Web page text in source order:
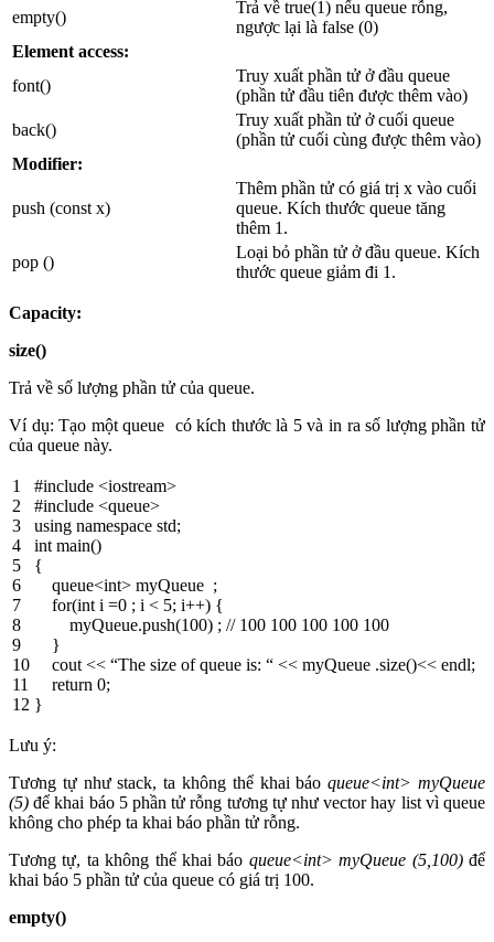
empty()
Trả về true(1) nếu queue rỗng,
ngược lại là false (0)
Element access:
font()
Truy xuất phần tử ở đầu queue
(phần tử đầu tiên được thêm vào)
back()
Truy xuất phần tử ở cuối queue
(phần tử cuối cùng được thêm vào)
Modifier:
push (const x)
Thêm phần tử có giá trị x vào cuối
queue. Kích thước queue tăng
thêm 1.
pop ()
Loại bỏ phần tử ở đầu queue. Kích
thước queue giảm đi 1.
Capacity:
size()
Trả về số lượng phần tử của queue.
Ví dụ: Tạo một queue có kích thước là 5 và in ra số lượng phần tử
của queue này.
1
2
3
4
5
6
7
8
9
10
11
12
#include <iostream>
#include <queue>
using namespace std;
int main()
{
queue<int> myQueue ;
for(int i =0 ; i < 5; i++) {
myQueue.push(100) ; // 100 100 100 100 100
}
cout << “The size of queue is: “ << myQueue .size()<< endl;
return 0;
}
Lưu ý:
Tương tự như stack, ta không thể khai báoqueue<int> myQueue
(5) để khai báo 5 phần tử rỗng tương tự như vector hay list vì queue
không cho phép ta khai báo phần tử rỗng.
Tương tự, ta không thể khai báo queue<int> myQueue (5,100)để
khai báo 5 phần tử của queue có giá trị 100.
empty()